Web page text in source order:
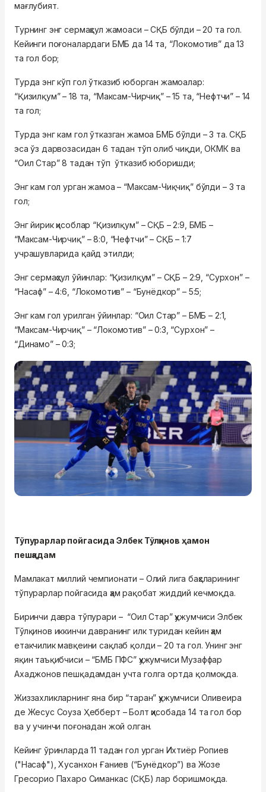
мағлубият.
Турнинг энг сермаҳсул жамоаси – СҚБ бўлди – 20 та гол.
Кейинги поғоналардаги БМБ да 14 та, “Локомотив” да 13
та гол бор;
Турда энг кўп гол ўтказиб юборган жамоалар:
“Қизилқум” – 18 та, “Максам-Чирчиқ” – 15 та, “Нефтчи” – 14
та гол;
Турда энг кам гол ўтказган жамоа БМБ бўлди – 3 та. СҚБ
эса ўз дарвозасидан 6 тадан тўп олиб чиқди, ОКМК ва
“Оил Стар” 8 тадан тўп ўтказиб юборишди;
Энг кам гол урган жамоа – “Максам-Чиқчиқ” бўлди – 3 та
гол;
Энг йирик ҳисоблар “Қизилқум” – СҚБ – 2:9, БМБ –
“Максам-Чирчиқ” – 8:0, “Нефтчи” – СҚБ – 1:7
учрашувларида қайд этилди;
Энг сермаҳсул ўйинлар: “Қизилқум” – СҚБ – 2:9, “Сурхон” –
“Насаф” – 4:6, “Локомотив” – “Бунёдкор” – 5:5;
Энг кам гол урилган ўйинлар: “Оил Стар” – БМБ – 2:1,
“Максам-Чирчиқ” – “Локомотив” – 0:3, “Сурхон” –
“Динамо” – 0:3;
Тўпурарлар пойгасида Элбек Тўлқинов ҳамон
пешқадам
Мамлакат миллий чемпионати – Олий лига баҳсларининг
тўпурарлар пойгасида ҳам рақобат жиддий кечмоқда.
Биринчи давра тўпурари – “Оил Стар” ҳужумчиси Элбек
Тўлқинов иккинчи давранинг илк туридан кейин ҳам
етакчилик мавқеини сақлаб қолди – 20 та гол. Унинг энг
яқин таъқибчиси – “БМБ ПФC” ҳужумчиси Музаффар
Ахаджонов пешқадамдан учта голга ортда қолмоқда.
Жиззахликларнинг яна бир “таран” ҳужумчиси Оливеира
де Жесус Соуза Ҳебберт – Болт ҳисобада 14 та гол бор
ва у учинчи поғонадан жой олган.
Кейинг ўринларда 11 тадан гол урган Ихтиёр Ропиев
("Насаф"), Хусанхон Ғаниев (“Бунёдкор”) ва Жозе
Греcорио Пахаро Симанкас (СҚБ) лар боришмоқда.